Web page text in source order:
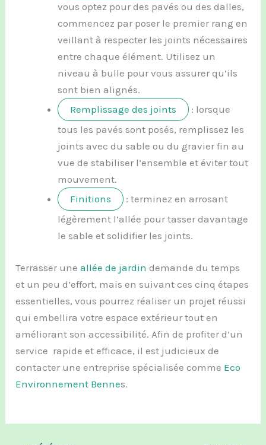
vous optez pour des pavés ou des dalles,
commencez par poser le premier rang en
veillant à respecter les joints nécessaires
entre chaque élément. Utilisez un
niveau à bulle pour vous assurer qu’ils
sont bien alignés.
Remplissage des joints
: lorsque
tous les pavés sont posés, remplissez les
joints avec du sable ou du gravier fin au
vue de stabiliser l’ensemble et éviter tout
mouvement.
Finitions
: terminez en arrosant
légèrement l’allée pour tasser davantage
le sable et solidifier les joints.
Terrasser uneallée de jardin demande du temps
et un peu d’effort, mais en suivant ces cinq étapes
essentielles, vous pourrez réaliser un projet réussi
qui embellira votre espace extérieur tout en
améliorant son accessibilité. Afin de profiter d’un
service rapide et efficace, il est judicieux de
contacter une entreprise spécialisée comme Eco
Environnement Bennes.